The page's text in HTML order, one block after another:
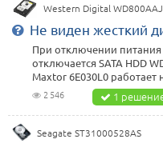
Western Digital
Не виден жесткий
При отключении
отключается SATA HDD
Maxtor 6E030L0
2 546 1
Seagate ST31000528AS